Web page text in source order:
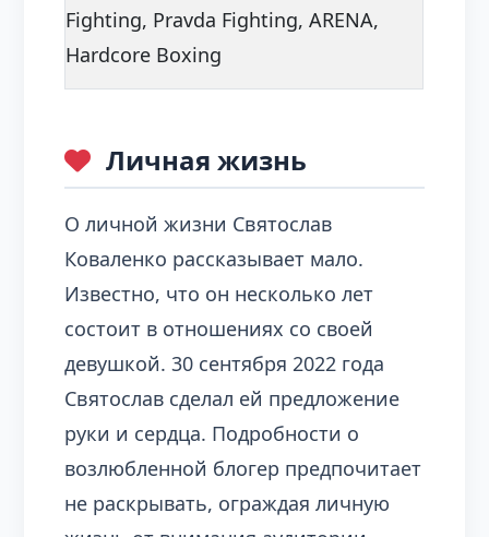
Fighting, Pravda Fighting, ARENA,
Hardcore Boxing
Личная жизнь
О личной жизни Святослав
Коваленко рассказывает мало.
Известно, что он несколько лет
состоит в отношениях со своей
девушкой. 30 сентября 2022 года
Святослав сделал ей предложение
руки и сердца. Подробности о
возлюбленной блогер предпочитает
не раскрывать, ограждая личную